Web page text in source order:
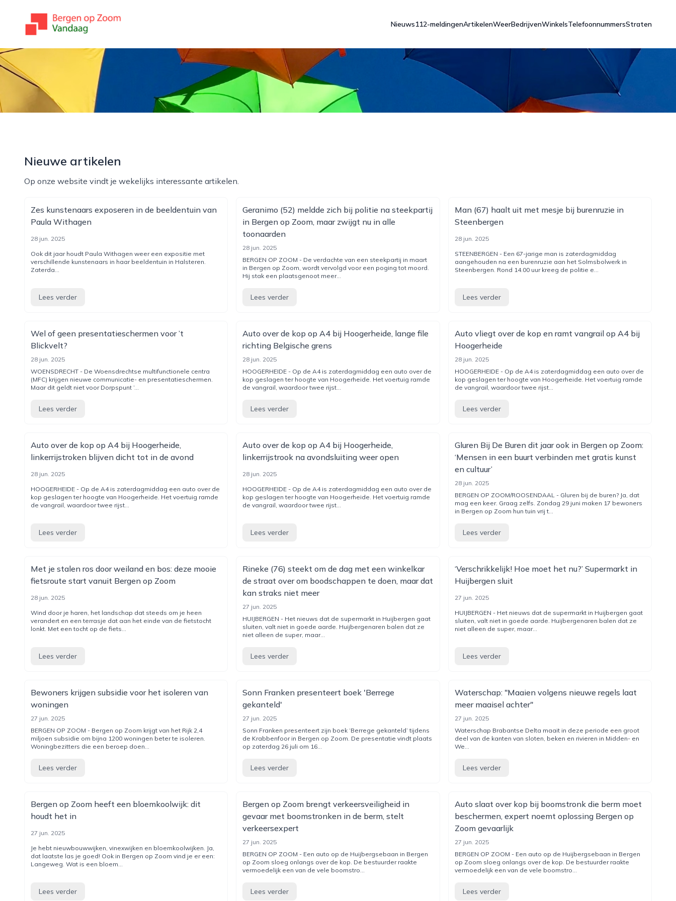
bergenopzoomvandaag.nl
Nieuws112-meldingenArtikelenWeerBedrijvenWinkelsTelefoonnummersStraten
Nieuwe artikelen
Op onze website vindt je wekelijks interessante artikelen.
Zes kunstenaars exposeren in de beeldentuin van
Paula Withagen
28 jun. 2025
Ook dit jaar houdt Paula Withagen weer een expositie met
verschillende kunstenaars in haar beeldentuin in Halsteren.
Zaterda...
Lees verder
Geranimo (52) meldde zich bij politie na steekpartij
in Bergen op Zoom, maar zwijgt nu in alle
toonaarden
28 jun. 2025
BERGEN OP ZOOM - De verdachte van een steekpartij in maart
in Bergen op Zoom, wordt vervolgd voor een poging tot moord.
Hij stak een plaatsgenoot meer...
Lees verder
Man (67) haalt uit met mesje bij burenruzie in
Steenbergen
28 jun. 2025
STEENBERGEN - Een 67-jarige man is zaterdagmiddag
aangehouden na een burenruzie aan het Solmsbolwerk in
Steenbergen. Rond 14.00 uur kreeg de politie e...
Lees verder
Wel of geen presentatieschermen voor ’t
Blickvelt?
28 jun. 2025
WOENSDRECHT - De Woensdrechtse multifunctionele centra
(MFC) krijgen nieuwe communicatie- en presentatieschermen.
Maar dit geldt niet voor Dorpspunt ’...
Lees verder
Auto over de kop op A4 bij Hoogerheide, lange file
richting Belgische grens
28 jun. 2025
HOOGERHEIDE - Op de A4 is zaterdagmiddag een auto over de
kop geslagen ter hoogte van Hoogerheide. Het voertuig ramde
de vangrail, waardoor twee rijst...
Lees verder
Auto vliegt over de kop en ramt vangrail op A4 bij
Hoogerheide
28 jun. 2025
HOOGERHEIDE - Op de A4 is zaterdagmiddag een auto over de
kop geslagen ter hoogte van Hoogerheide. Het voertuig ramde
de vangrail, waardoor twee rijst...
Lees verder
Auto over de kop op A4 bij Hoogerheide,
linkerrijstroken blijven dicht tot in de avond
28 jun. 2025
HOOGERHEIDE - Op de A4 is zaterdagmiddag een auto over de
kop geslagen ter hoogte van Hoogerheide. Het voertuig ramde
de vangrail, waardoor twee rijst...
Lees verder
Auto over de kop op A4 bij Hoogerheide,
linkerrijstrook na avondsluiting weer open
28 jun. 2025
HOOGERHEIDE - Op de A4 is zaterdagmiddag een auto over de
kop geslagen ter hoogte van Hoogerheide. Het voertuig ramde
de vangrail, waardoor twee rijst...
Lees verder
Gluren Bij De Buren dit jaar ook in Bergen op Zoom:
‘Mensen in een buurt verbinden met gratis kunst
en cultuur’
28 jun. 2025
BERGEN OP ZOOM/ROOSENDAAL - Gluren bij de buren? Ja, dat
mag een keer. Graag zelfs. Zondag 29 juni maken 17 bewoners
in Bergen op Zoom hun tuin vrij t...
Lees verder
Met je stalen ros door weiland en bos: deze mooie
fietsroute start vanuit Bergen op Zoom
28 jun. 2025
Wind door je haren, het landschap dat steeds om je heen
verandert en een terrasje dat aan het einde van de fietstocht
lonkt. Met een tocht op de fiets...
Lees verder
Rineke (76) steekt om de dag met een winkelkar
de straat over om boodschappen te doen, maar dat
kan straks niet meer
27 jun. 2025
HUIJBERGEN - Het nieuws dat de supermarkt in Huijbergen gaat
sluiten, valt niet in goede aarde. Huijbergenaren balen dat ze
niet alleen de super, maar...
Lees verder
‘Verschrikkelijk! Hoe moet het nu?’ Supermarkt in
Huijbergen sluit
27 jun. 2025
HUIJBERGEN - Het nieuws dat de supermarkt in Huijbergen gaat
sluiten, valt niet in goede aarde. Huijbergenaren balen dat ze
niet alleen de super, maar...
Lees verder
Bewoners krijgen subsidie voor het isoleren van
woningen
27 jun. 2025
BERGEN OP ZOOM - Bergen op Zoom krijgt van het Rijk 2,4
miljoen subsidie om bijna 1200 woningen beter te isoleren.
Woningbezitters die een beroep doen...
Lees verder
Sonn Franken presenteert boek 'Berrege
gekanteld'
27 jun. 2025
Sonn Franken presenteert zijn boek ‘Berrege gekanteld’ tijdens
de Krabbenfoor in Bergen op Zoom. De presentatie vindt plaats
op zaterdag 26 juli om 16...
Lees verder
Waterschap: "Maaien volgens nieuwe regels laat
meer maaisel achter"
27 jun. 2025
Waterschap Brabantse Delta maait in deze periode een groot
deel van de kanten van sloten, beken en rivieren in Midden- en
We...
Lees verder
Bergen op Zoom heeft een bloemkoolwijk: dit
houdt het in
27 jun. 2025
Je hebt nieuwbouwwijken, vinexwijken en bloemkoolwijken. Ja,
dat laatste las je goed! Ook in Bergen op Zoom vind je er een:
Langeweg. Wat is een bloem...
Lees verder
Bergen op Zoom brengt verkeersveiligheid in
gevaar met boomstronken in de berm, stelt
verkeersexpert
27 jun. 2025
BERGEN OP ZOOM - Een auto op de Huijbergsebaan in Bergen
op Zoom sloeg onlangs over de kop. De bestuurder raakte
vermoedelijk een van de vele boomstro...
Lees verder
Auto slaat over kop bij boomstronk die berm moet
beschermen, expert noemt oplossing Bergen op
Zoom gevaarlijk
27 jun. 2025
BERGEN OP ZOOM - Een auto op de Huijbergsebaan in Bergen
op Zoom sloeg onlangs over de kop. De bestuurder raakte
vermoedelijk een van de vele boomstro...
Lees verder